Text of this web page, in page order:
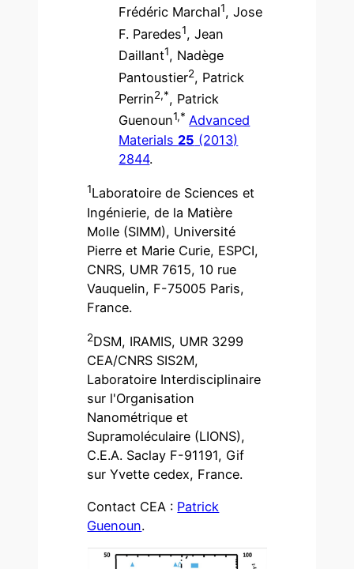
Frédéric Marchal1, Jose
F. Paredes1, Jean
Daillant1, Nadège
Pantoustier2, Patrick
Perrin2,*, Patrick
Guenoun1,* Advanced
Materials 25 (2013)
2844.
1Laboratoire de Sciences et
Ingénierie, de la Matière
Molle (SIMM), Université
Pierre et Marie Curie, ESPCI,
CNRS, UMR 7615, 10 rue
Vauquelin, F-75005 Paris,
France.
2DSM, IRAMIS, UMR 3299
CEA/CNRS SIS2M,
Laboratoire Interdisciplinaire
sur l'Organisation
Nanométrique et
Supramoléculaire (LIONS),
C.E.A. Saclay F-91191, Gif
sur Yvette cedex, France.
Contact CEA : Patrick
Guenoun.